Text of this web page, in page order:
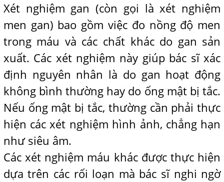
Xét nghiệm gan (còn gọi là xét nghiệm
men gan) bao gồm việc đo nồng độ men
trong máu và các chất khác do gan sản
xuất. Các xét nghiệm này giúp bác sĩ xác
định nguyên nhân là do gan hoạt động
không bình thường hay do ống mật bị tắc.
Nếu ống mật bị tắc, thường cần phải thực
hiện các xét nghiệm hình ảnh, chẳng hạn
như siêu âm.
Các xét nghiệm máu khác được thực hiện
dựa trên các rối loạn mà bác sĩ nghi ngờ